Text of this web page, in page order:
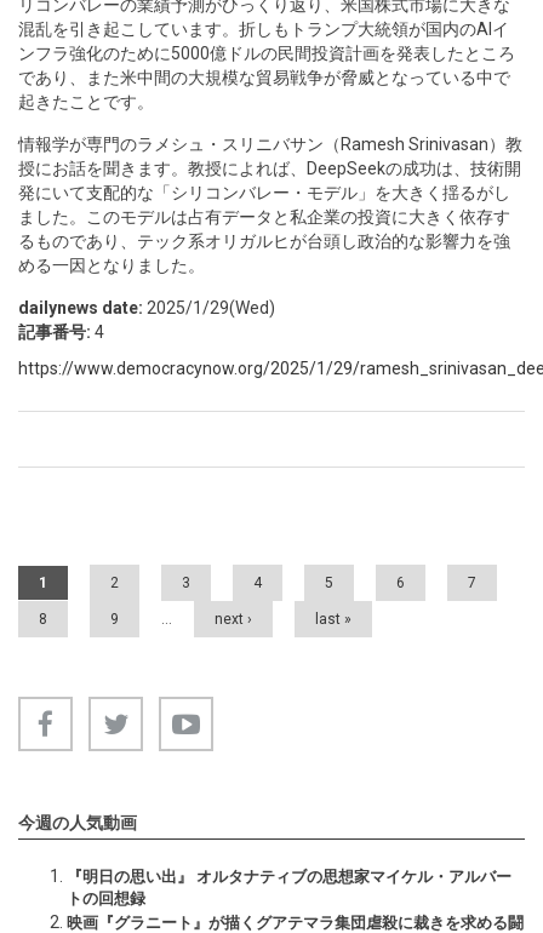
リコンバレーの業績予測がひっくり返り、米国株式市場に大きな
混乱を引き起こしています。折しもトランプ大統領が国内のAIイ
ンフラ強化のために5000億ドルの民間投資計画を発表したところ
であり、また米中間の大規模な貿易戦争が脅威となっている中で
起きたことです。
情報学が専門のラメシュ・スリニバサン（Ramesh Srinivasan）教
授にお話を聞きます。教授によれば、DeepSeekの成功は、技術開
発にいて支配的な「シリコンバレー・モデル」を大きく揺るがし
ました。このモデルは占有データと私企業の投資に大きく依存す
るものであり、テック系オリガルヒが台頭し政治的な影響力を強
める一因となりました。
dailynews date: 2025/1/29(Wed)
記事番号: 4
https://www.democracynow.org/2025/1/29/
1 2 3 4 5 6 7
8 9 … next › last »
今週の人気動画
『明日の思い出』 オルタナティブの思想家マイケル・アルバー
トの回想録
映画『グラニート』が描くグアテマラ集団虐殺に裁きを求める闘